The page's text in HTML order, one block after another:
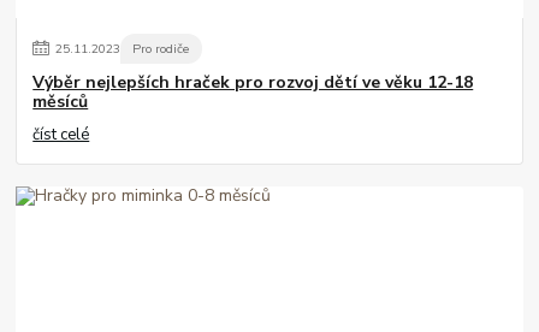
25.11.2023 Pro rodiče
Výběr nejlepších hraček pro rozvoj dětí ve věku 12-18
měsíců
číst celé